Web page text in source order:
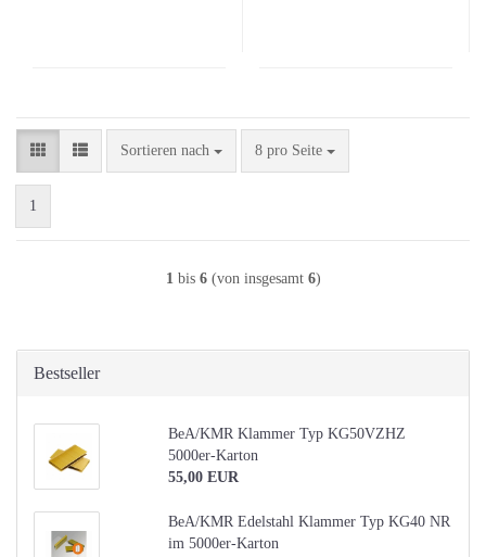
Sortieren nach
Sortieren nach 8 pro Seite
pro Seite
1
1bis 6(von insgesamt 6)
Bestseller
BeA/KMR Klammer Typ KG50VZHZ
5000er-Karton
55,00 EUR
BeA/KMR Edelstahl Klammer Typ KG40 NR
im 5000er-Karton